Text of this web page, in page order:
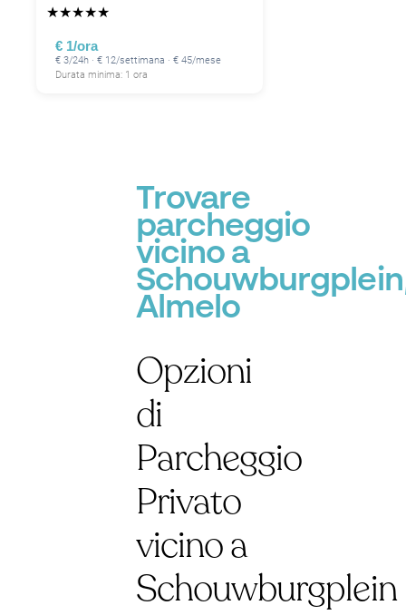
★★★★★
€ 1/ora
€ 3/24h · € 12/settimana · € 45/mese
Durata minima: 1 ora
Trovare
parcheggio
vicino a
Almelo
Opzioni
di
Parcheggio
Privato
vicino a
Schouwburgplein